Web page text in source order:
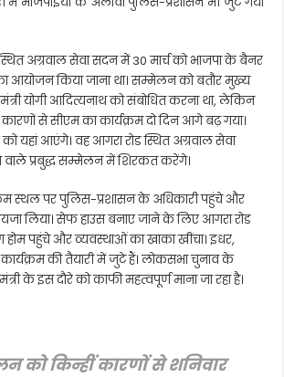
अग्रवाल सेवा सदन में 30 मार्च को भाजपा के बैनर
आयोजन किया जाना था। सम्मेलन को बतौर मुख्य
योगी आदित्यनाथ को संबोधित करना था, लेकिन
से सीएम का कार्यक्रम दो दिन आगे बढ़ गया।
यहां आएंगे। वह आगरा रोड स्थित अग्रवाल सेवा
प्रबुद्ध सम्मेलन में शिरकत करेंगे।
स्थल पर पुलिस-प्रशासन के अधिकारी पहुंचे और
लिया। सेफ हाउस बनाए जाने के लिए आगरा रोड
होम पहुंचे और व्यवस्थाओं का खाका खींचा। इधर,
कार्यक्रम की तैयारी में जुटे हैं। लोकसभा चुनाव के
के इस दौरे को काफी महत्वपूर्ण माना जा रहा है।
को किन्हीं कारणों से शनिवार